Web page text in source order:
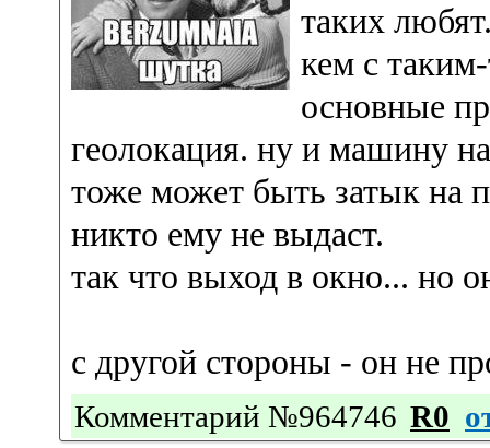
таких
кем с
основные
геолокация. ну и машину
тоже может быть затык на
никто ему не выдаст.
так что выход в окно... но
с другой стороны - он не
Комментарий №964746 R0